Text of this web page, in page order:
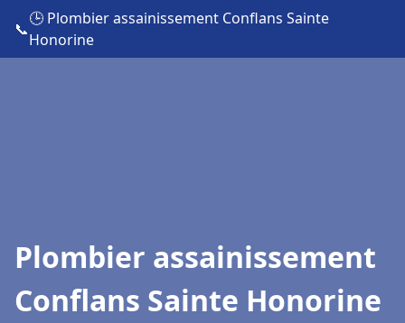
📞
🕒 Plombier assainissement Conflans Sainte
Honorine
Plombier assainissement
Conflans Sainte Honorine